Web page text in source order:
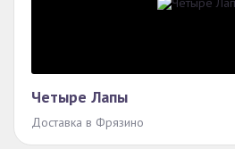
Четыре Лапы
Доставка в Фрязино